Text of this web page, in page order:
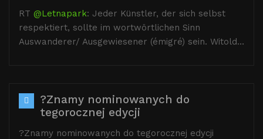
RT @Letnapark: Jeder Künstler, der sich selbst
respektiert, sollte im wortwörtlichen Sinn
Auswanderer/ Ausgewiesener (émigré) sein. Witold…
?Znamy nominowanych do
tegorocznej edycji
?Znamy nominowanych do tegorocznej edycji